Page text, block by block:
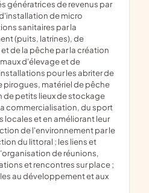
génératrices de revenus par
de micro
sanitaires par la
(puits, latrines), de
de la pêche par la création
d'élevage et de
pour les abriter de
matériel de pêche
de petits lieux de stockage
commercialisation, du sport
locales et en améliorant leur
de l'environnement par le
du littoral ; les liens et
de réunions,
et rencontres sur place ;
au développement et aux